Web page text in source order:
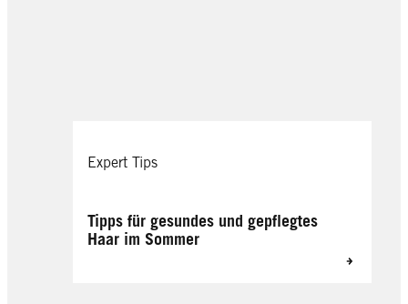
Expert Tips
Tipps für gesundes und gepflegtes
Haar im Sommer